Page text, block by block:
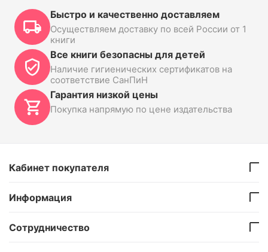
Быстро и качественно доставляем
Осуществляем доставку по всей России от 1
книги
Все книги безопасны для детей
Наличие гигиенических сертификатов на
соответствие СанПиН
Гарантия низкой цены
Покупка напрямую по цене издательства
Кабинет покупателя
Информация
Сотрудничество